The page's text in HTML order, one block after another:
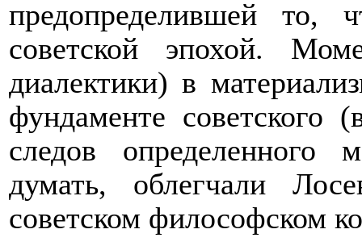
предопределившей то,
советской эпохой.
диалектики) в
фундаменте
следов определенного
думать, облегчали
советском философском